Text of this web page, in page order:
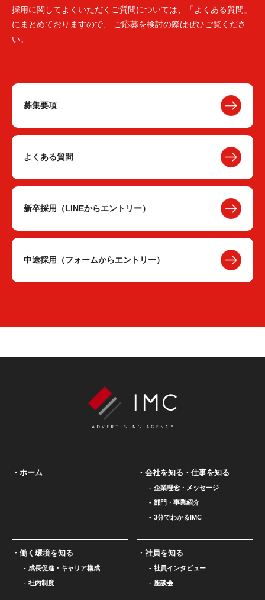
採用に関してよくいただくご質問については、「よくある質問」
にまとめておりますので、 ご応募を検討の際はぜひご覧くださ
い。
募集要項
よくある質問
新卒採用（LINEからエントリー）
中途採用（フォームからエントリー）
ホーム 会社を知る・仕事を知る
企業理念・メッセージ
部門・事業紹介
3分でわかるIMC
働く環境を知る
成長促進・キャリア構成
社内制度
社員を知る
社員インタビュー
座談会